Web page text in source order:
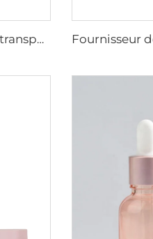
Nouveau modèle Bouteille en verre transparente de 30 ml avec compte-gouttes, logo personnalisé, épaisse bouteille cosmétique en verre, corps en plastique pour huiles essentielles